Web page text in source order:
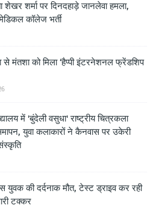
शेखर शर्मा पर दिनदहाड़े जानलेवा हमला,
कॉलेज भर्ती
से मंतशा को मिला ‘हैप्पी इंटरनेशनल फ्रेंडशिप
में 'बुंदेली वसुधा' राष्ट्रीय चित्रकला
युवा कलाकारों ने कैनवास पर उकेरी
युवक की दर्दनाक मौत, टेस्ट ड्राइव कर रही
टक्कर